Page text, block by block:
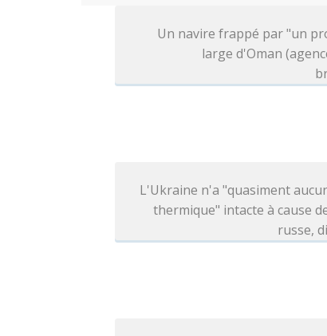
Un navire frappé par "un
large d'Oman
L'Ukraine n'a "quasiment
thermique" intacte à cause
russe,